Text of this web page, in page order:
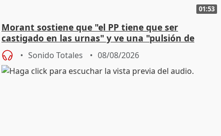
01:53
Morant sostiene que "el PP tiene que ser
castigado en las urnas" y ve una "pulsión de
cambio"
Sonido Totales 08/08/2026